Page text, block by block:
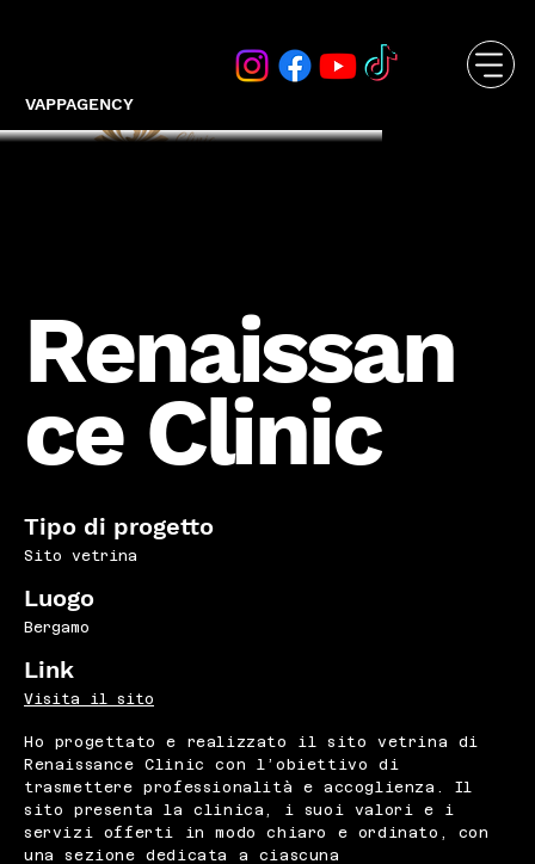
VAPPAGENCY
Renaissan
ce Clinic
Tipo di progetto
Sito vetrina
Luogo
Bergamo
Link
Visita il sito
Ho progettato e realizzato il sito vetrina di
Renaissance Clinic con l’obiettivo di
trasmettere professionalità e accoglienza. Il
sito presenta la clinica, i suoi valori e i
servizi offerti in modo chiaro e ordinato, con
una sezione dedicata a ciascuna